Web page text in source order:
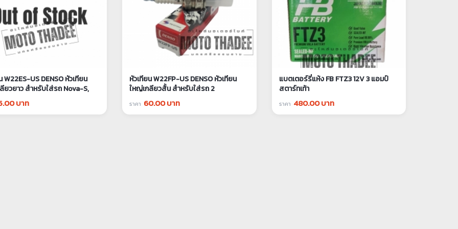
W22ES-US DENSO หัวเทียน
ยวยาว สำหรับใส่รถ Nova-S,
GTO, VR, Victor, LS125,
Akira, Leo, Cela, Smile, JR,
NSR
บาท
หัวเทียน W22FP-US DENSO หัวเทียน
ใหญ่เกลียวสั้น สำหรับใส่รถ 2
จังหวะRC80, RC100, Alfa, Bell, Leo,
Tuxedo, Y-111, vespa 2t
ราคา 60.00 บาท
แบตเตอร์รี่แห้ง FB FTZ3 12V 3 แอมป์
สตาร์ทเท้า
ราคา 480.00 บาท